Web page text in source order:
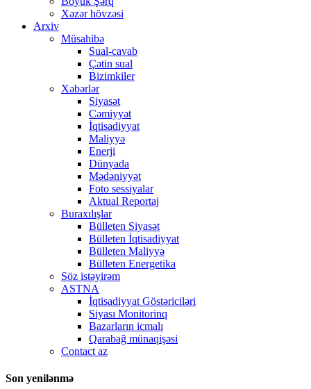
Xəzər hövzəsi
Arxiv
Müsahibə
Sual-cavab
Çətin sual
Bizimkiler
Xəbərlər
Siyasət
Cəmiyyət
İqtisadiyyat
Maliyyə
Enerji
Dünyada
Mədəniyyət
Foto sessiyalar
Aktual Reportaj
Buraxılışlar
Bülleten Siyasət
Bülleten İqtisadiyyat
Bülleten Maliyyə
Bülleten Energetika
Söz istəyirəm
ASTNA
İqtisadiyyat Göstəriciləri
Siyası Monitorinq
Bazarların icmalı
Qarabağ münaqişəsi
Contact az
Son yenilənmə